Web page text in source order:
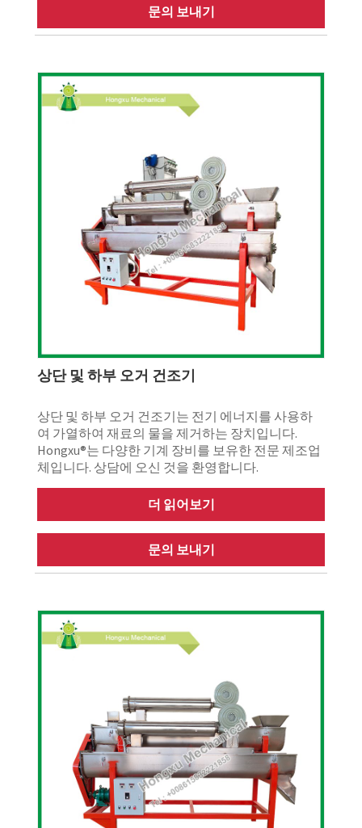
문의 보내기
상단 및 하부 오거 건조기
상단 및 하부 오거 건조기는 전기 에너지를 사용하
여 가열하여 재료의 물을 제거하는 장치입니다.
Hongxu®는 다양한 기계 장비를 보유한 전문 제조업
체입니다. 상담에 오신 것을 환영합니다.
더 읽어보기
문의 보내기